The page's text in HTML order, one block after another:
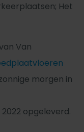
Het
Van
morgen in
opgeleverd.